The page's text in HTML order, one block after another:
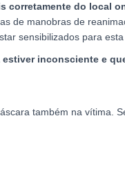
corretamente do local
de manobras de
sensibilizados para
inconsciente e
também na vítima.